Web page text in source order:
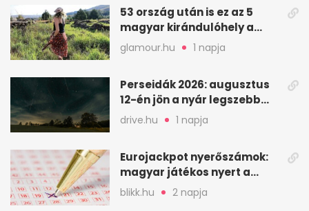
53 ország után is ez az 5
magyar kirándulóhely a
kedvencem
glamour.hu 1 napja
Perseidák 2026: augusztus
12-én jön a nyár legszebb
csillaghullása
drive.hu 1 napja
Eurojackpot nyerőszámok:
magyar játékos nyert a
2026. augusztus 4-i húzáson
blikk.hu 2 napja